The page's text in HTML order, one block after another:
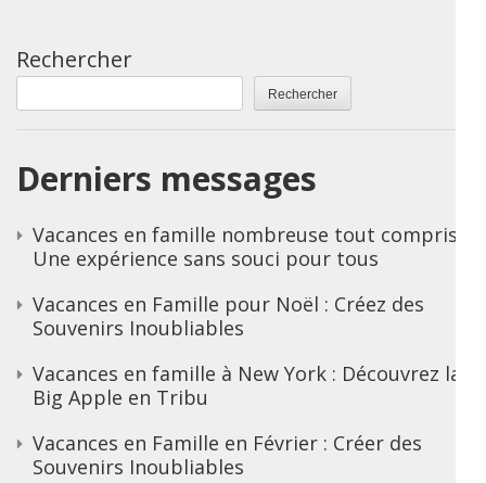
Rechercher
Rechercher
Derniers messages
Vacances en famille nombreuse tout compris :
Une expérience sans souci pour tous
Vacances en Famille pour Noël : Créez des
Souvenirs Inoubliables
Vacances en famille à New York : Découvrez la
Big Apple en Tribu
Vacances en Famille en Février : Créer des
Souvenirs Inoubliables